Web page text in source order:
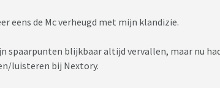
eens de Mc verheugd met mijn klandizie.
spaarpunten blijkbaar altijd vervallen, maar nu
luisteren bij Nextory.